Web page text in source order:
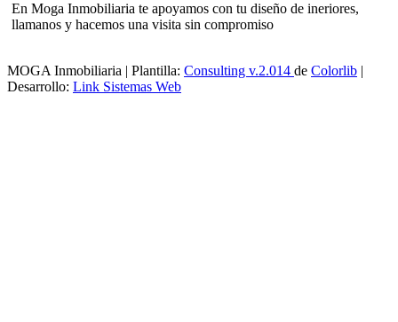
En Moga Inmobiliaria te apoyamos con tu diseño de ineriores,
llamanos y hacemos una visita sin compromiso
MOGA Inmobiliaria | Plantilla: Consulting v.2.014 de Colorlib |
Desarrollo: Link Sistemas Web